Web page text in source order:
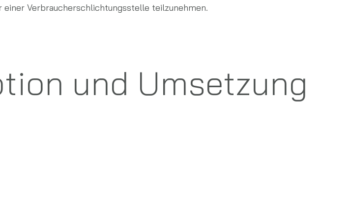
Verbraucherschlichtungsstelle teilzunehmen.
und Umsetzung